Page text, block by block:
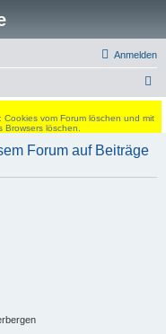
Anmelden
u
vom Forum löschen und mit
löschen.
Forum auf Beiträge